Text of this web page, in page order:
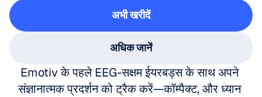
अभी खरीदें
अधिक जानें
Emotiv के पहले EEG-सक्षम ईयरबड्स के साथ अपने
संज्ञानात्मक प्रदर्शन को ट्रैक करें—कॉम्पैक्ट, और ध्यान